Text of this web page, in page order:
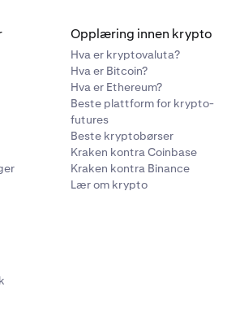
Opplæring innen krypto
Hva er kryptovaluta?
Hva er Bitcoin?
Hva er Ethereum?
Beste plattform for krypto-
futures
Beste kryptobørser
Kraken kontra Coinbase
Kraken kontra Binance
Lær om krypto